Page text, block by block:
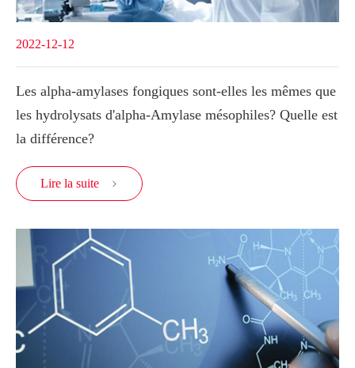
2022-12-12
Les alpha-amylases fongiques sont-elles les mêmes que
les hydrolysats d'alpha-Amylase mésophiles? Quelle est
la différence?
Lire la suite 